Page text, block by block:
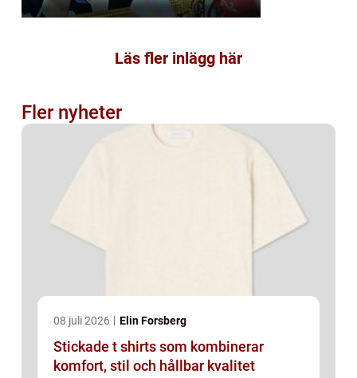
Läs fler inlägg här
Fler nyheter
08 juli 2026 Elin Forsberg
Stickade t shirts som kombinerar
komfort, stil och hållbar kvalitet